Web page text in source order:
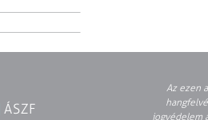
ÁSZF
Az ezen
jogvédelem